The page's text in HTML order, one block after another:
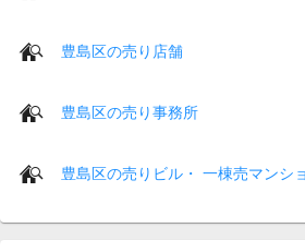
豊島区の売り店舗
豊島区の売り事務所
豊島区の売りビル・ 一棟売マンシ